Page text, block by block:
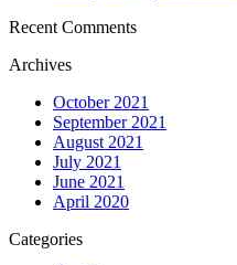
Recent Comments
Archives
October 2021
September 2021
August 2021
July 2021
June 2021
April 2020
Categories